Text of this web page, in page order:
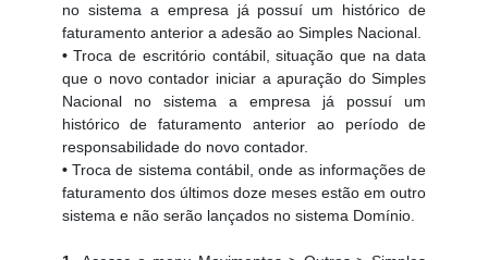
no sistema a empresa já possuí um histórico de
faturamento anterior a adesão ao Simples Nacional.
•Troca de escritório contábil, situação que na data
que o novo contador iniciar a apuração do Simples
Nacional no sistema a empresa já possuí um
histórico de faturamento anterior ao período de
responsabilidade do novo contador.
•Troca de sistema contábil, onde as informações de
faturamento dos últimos doze meses estão em outro
sistema e não serão lançados no sistema Domínio.